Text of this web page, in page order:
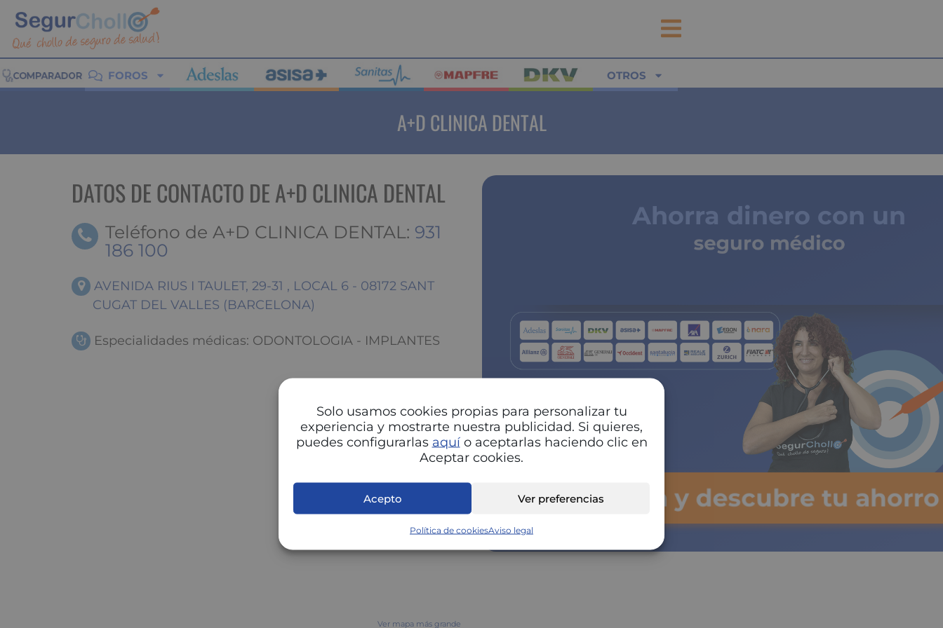
Solo usamos cookies propias para personalizar tu
experiencia y mostrarte nuestra publicidad. Si quieres,
puedes configurarlas aquío aceptarlas haciendo clic en
Aceptar cookies.
Acepto Ver preferencias
Política de cookiesAviso legal
FOROS OTROS
A+D CLINICA DENTAL
DATOS DE CONTACTO DE A+D CLINICA DENTAL
Teléfono de A+D CLINICA DENTAL: 931
186 100
AVENIDA RIUS I TAULET, 29-31 , LOCAL 6 - 08172 SANT
CUGAT DEL VALLES (BARCELONA)
Especialidades médicas: ODONTOLOGIA - IMPLANTES
Ver mapa más grande
Ahorra dinero con un
seguro médico
Pulsa y descubre tu ahorro